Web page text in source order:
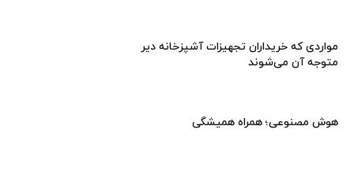
مواردی که خریداران تجهیزات آشپزخانه دیر
متوجه آن می‌شوند
هوش مصنوعی؛ همراه همیشگی